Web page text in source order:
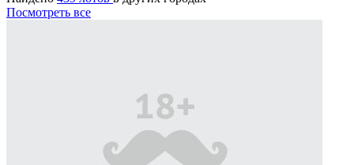
Посмотреть все